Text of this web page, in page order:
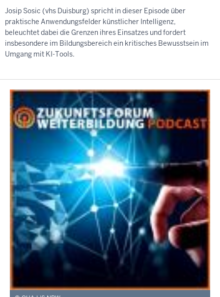
Josip Sosic (vhs Duisburg) spricht in dieser Episode über
praktische Anwendungsfelder künstlicher Intelligenz,
beleuchtet dabei die Grenzen ihres Einsatzes und fordert
insbesondere im Bildungsbereich ein kritisches Bewusstsein im
Umgang mit KI-Tools.